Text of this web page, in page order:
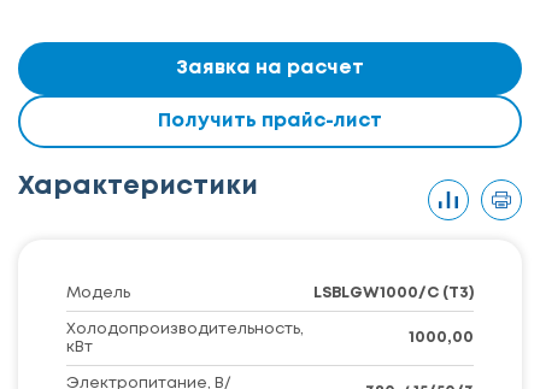
Заявка на расчет
Получить прайс-лист
Характеристики
Модель LSBLGW1000/C (T3)
Холодопроизводительность,
кВт
1000,00
Электропитание, В/